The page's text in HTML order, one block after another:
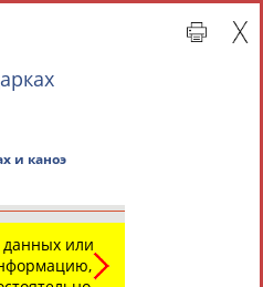
и каноэ
или